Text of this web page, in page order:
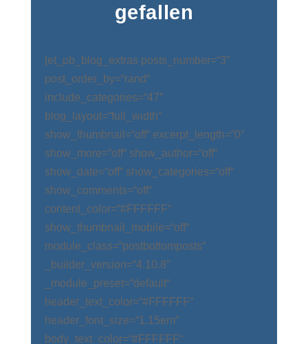
gefallen
[et_pb_blog_extras posts_number=“3″
post_order_by=“rand“
include_categories=“47″
blog_layout=“full_width“
show_thumbnail=“off“ excerpt_length=“0″
show_more=“off“ show_author=“off“
show_date=“off“ show_categories=“off“
show_comments=“off“
content_color=“#FFFFFF“
show_thumbnail_mobile=“off“
module_class=“postbottomposts“
_builder_version=“4.10.8″
_module_preset=“default“
header_text_color=“#FFFFFF“
header_font_size=“1.15em“
body_text_color=“#FFFFFF“